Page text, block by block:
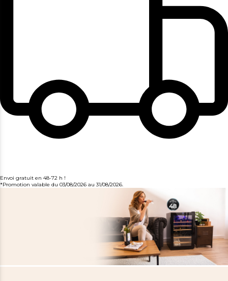
Envoi gratuit en 48-72 h !
*Promotion valable du 03/08/2026 au 31/08/2026.